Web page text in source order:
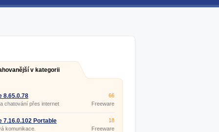
v kategorii
8.65.0.78
chatování přes internet
66
Freeware
7.16.0.102 Portable
komunikace.
18
Freeware